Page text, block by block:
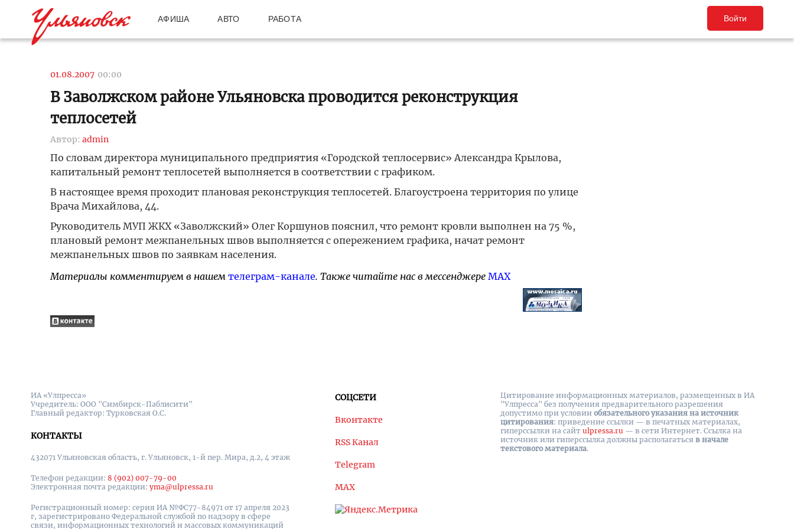
АФИША АВТО РАБОТА Войти
01.08.2007 00:00
В Заволжском районе Ульяновска проводится реконструкция
теплосетей
Автор: admin
По словам директора муниципального предприятия «Городской теплосервис» Александра Крылова,
капитальный ремонт теплосетей выполняется в соответствии с графиком.
В настоящее время проходит плановая реконструкция теплосетей. Благоустроена территория по улице
Врача Михайлова, 44.
Руководитель МУП ЖКХ «Заволжский» Олег Коршунов пояснил, что ремонт кровли выполнен на 75 %,
плановый ремонт межпанельных швов выполняется с опережением графика, начат ремонт
межпанельных швов по заявкам населения.
Материалы комментируем в нашем телеграм-канале. Также читайте нас в мессенджере MAX
ИА «Улпресса»
Учредитель: ООО "Симбирск-Паблисити"
Главный редактор: Турковская О.С.
КОНТАКТЫ
432071 Ульяновская область, г. Ульяновск, 1-й пер. Мира, д.2, 4 этаж
Телефон редакции: 8 (902) 007-79-00
Электронная почта редакции: yma@ulpressa.ru
Регистрационный номер: серия ИА №ФС77-84971 от 17 апреля 2023
г, зарегистрировано Федеральной службой по надзору в сфере
связи, информационных технологий и массовых коммуникаций
СОЦСЕТИ
Вконтакте
RSS Канал
Telegram
MAX
Цитирование информационных материалов, размещенных в ИА
"Улпресса" без получения предварительного разрешения
допустимо при условии обязательного указания на источник
цитирования: приведение ссылки — в печатных материалах,
гиперссылки на cайт ulpressa.ru — в сети Интернет. Ссылка на
источник или гиперссылка должны располагаться в начале
текстового материала.